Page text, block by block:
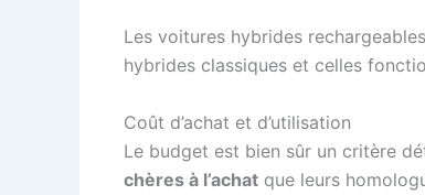
Les voitures hybrides
hybrides classiques et celles
Coût d’achat et d’utilisation
Le budget est bien sûr un critère
chères à l’achat que leurs